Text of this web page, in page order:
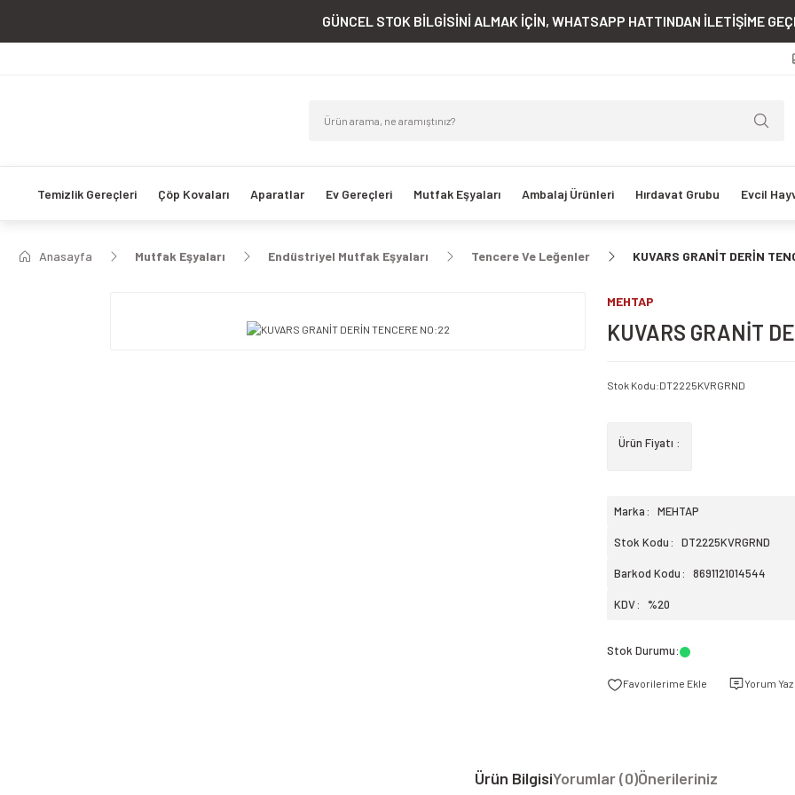
GÜNCEL STOK BİLGİSİNİ ALMAK İÇİN, WHATSAPP HATTINDAN İLETİŞİME
Temizlik Gereçleri Çöp Kovaları Aparatlar Ev Gereçleri Mutfak Eşyaları Ambalaj Ürünleri Hırdavat Grubu Evcil
Anasayfa Mutfak Eşyaları Endüstriyel Mutfak Eşyaları Tencere Ve Leğenler KUVARS GRANİT DERİN
MEHTAP
KUVARS GRANİT
Stok Kodu:DT2225KVRGRND
Ürün Fiyatı :
Marka MEHTAP
Stok Kodu DT2225KVRGRND
Barkod Kodu 8691121014544
KDV %20
Stok Durumu:
Yorum Yaz
Ürün BilgisiYorumlar (0)Önerileriniz